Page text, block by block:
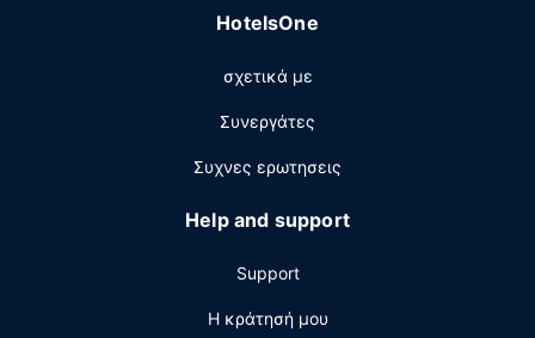
στάθμευση χωρίς παρκαδόρο.
HotelsOne
σχετικά με
Συνεργάτες
Συχνες ερωτησεις
Help and support
Support
Η κράτησή μου